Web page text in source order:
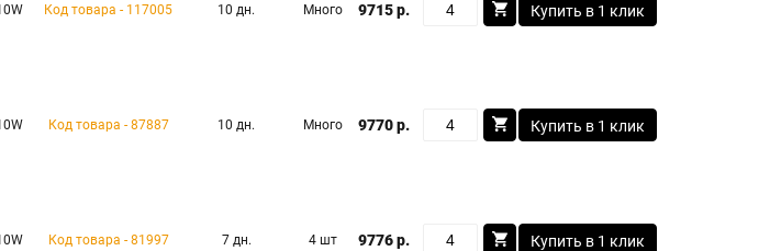
Код товара - 117005 10 дн. Много 9715 р. Купить в 1 клик
Код товара - 87887 10 дн. Много 9770 р. Купить в 1 клик
Код товара - 81997 7 дн. 4 шт 9776 р. Купить в 1 клик